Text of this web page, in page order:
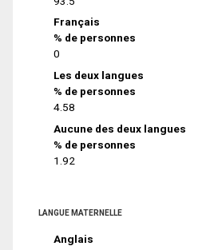
Français
% de personnes
0
Les deux langues
% de personnes
4.58
Aucune des deux langues
% de personnes
1.92
LANGUE MATERNELLE
Anglais